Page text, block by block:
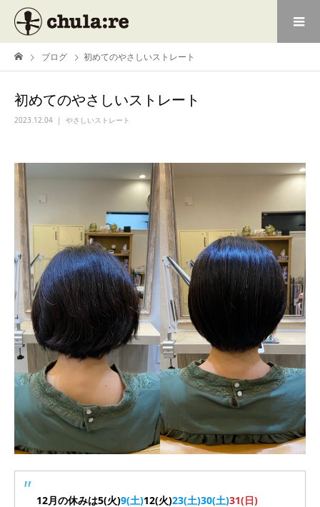
ブログ 初めてのやさしいストレート
初めてのやさしいストレート
2023.12.04 やさしいストレート
12月の休みは5(火)9(土)12(火)23(土)30(土)31(日)